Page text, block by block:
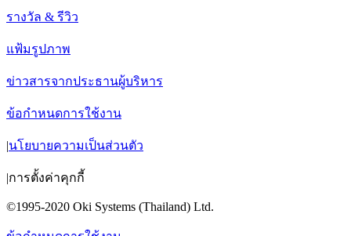
รางวัล & รีวิว
แฟ้มรูปภาพ
ข่าวสารจากประธานผู้บริหาร
ข้อกำหนดการใช้งาน
|นโยบายความเป็นส่วนตัว
|การตั้งค่าคุกกี้
©1995-2020 Oki Systems (Thailand) Ltd.